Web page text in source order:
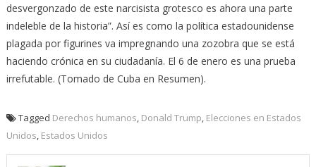
desvergonzado de este narcisista grotesco es ahora una parte
indeleble de la historia”. Así es como la política estadounidense
plagada por figurines va impregnando una zozobra que se está
haciendo crónica en su ciudadanía. El 6 de enero es una prueba
irrefutable. (Tomado de Cuba en Resumen).
Tagged Derechos humanos Donald Trump Elecciones en Estados
Unidos Estados Unidos